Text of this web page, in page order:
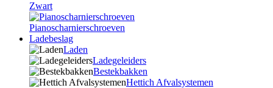
Zwart
Pianoscharnierschroeven
Ladebeslag
Laden
Ladegeleiders
Bestekbakken
Hettich Afvalsystemen